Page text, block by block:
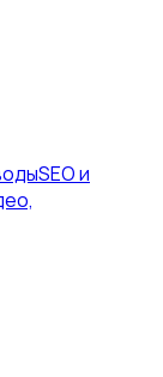
SEO и